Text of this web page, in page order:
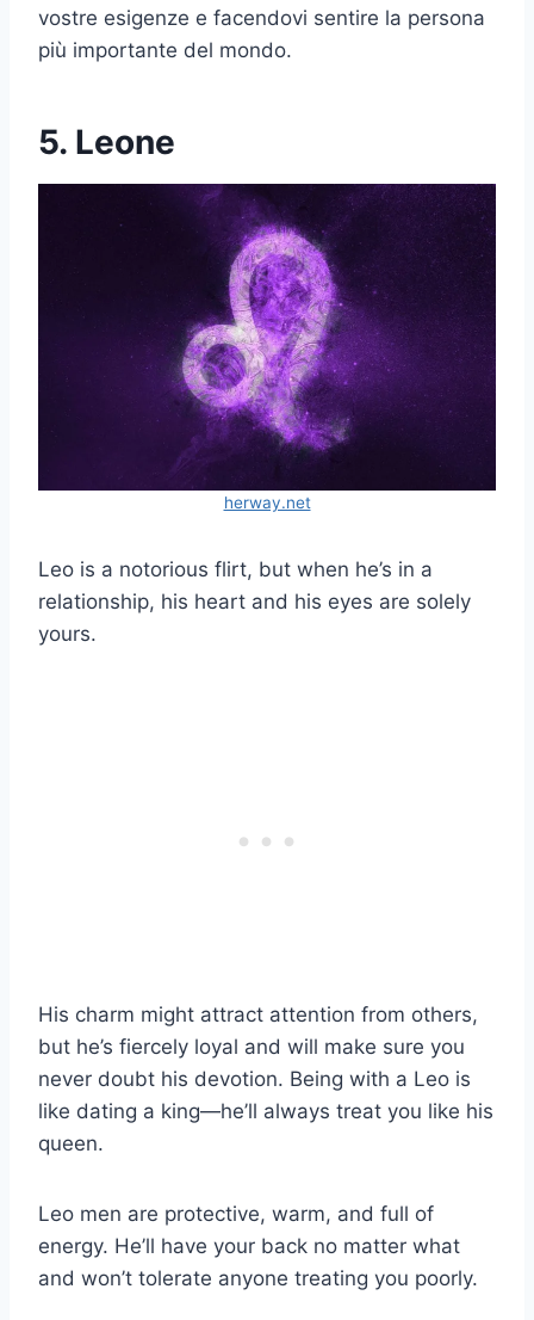
vostre esigenze e facendovi sentire la persona
più importante del mondo.
5. Leone
herway.net
Leo is a notorious flirt, but when he’s in a
relationship, his heart and his eyes are solely
yours.
His charm might attract attention from others,
but he’s fiercely loyal and will make sure you
never doubt his devotion. Being with a Leo is
like dating a king—he’ll always treat you like his
queen.
Leo men are protective, warm, and full of
energy. He’ll have your back no matter what
and won’t tolerate anyone treating you poorly.